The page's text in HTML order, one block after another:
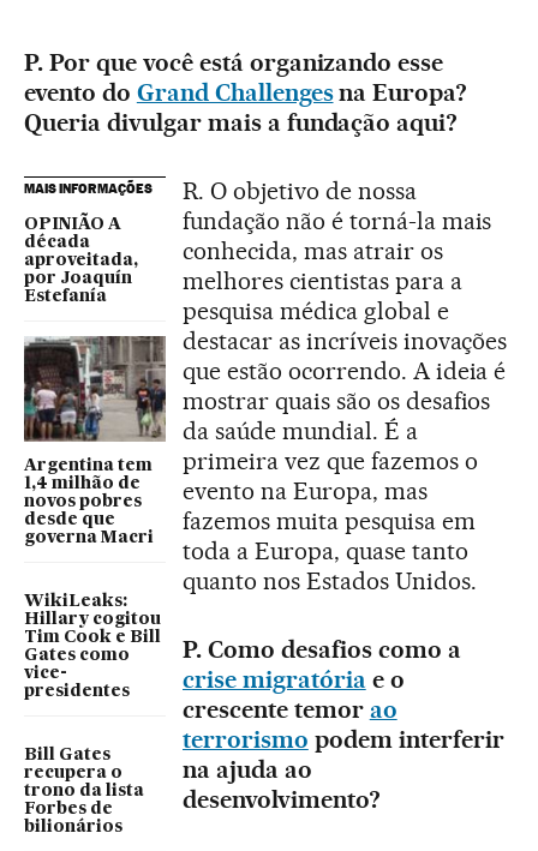
P. Por que você está organizando esse
evento do Grand Challengesna Europa?
Queria divulgar mais a fundação aqui?
MAIS INFORMAÇÕES
OPINIÃO A
década
aproveitada,
por Joaquín
Estefanía
Argentina tem
1,4 milhão de
novos pobres
desde que
governa Macri
WikiLeaks:
Hillary cogitou
Tim Cook e Bill
Gates como
vice-
presidentes
Bill Gates
recupera o
trono da lista
Forbes de
bilionários
R. O objetivo de nossa
fundação não é torná-la mais
conhecida, mas atrair os
melhores cientistas para a
pesquisa médica global e
destacar as incríveis inovações
que estão ocorrendo. A ideia é
mostrar quais são os desafios
da saúde mundial. É a
primeira vez que fazemos o
evento na Europa, mas
fazemos muita pesquisa em
toda a Europa, quase tanto
quanto nos Estados Unidos.
P. Como desafios como a
crise migratória e o
crescente temor ao
terrorismo podem interferir
na ajuda ao
desenvolvimento?